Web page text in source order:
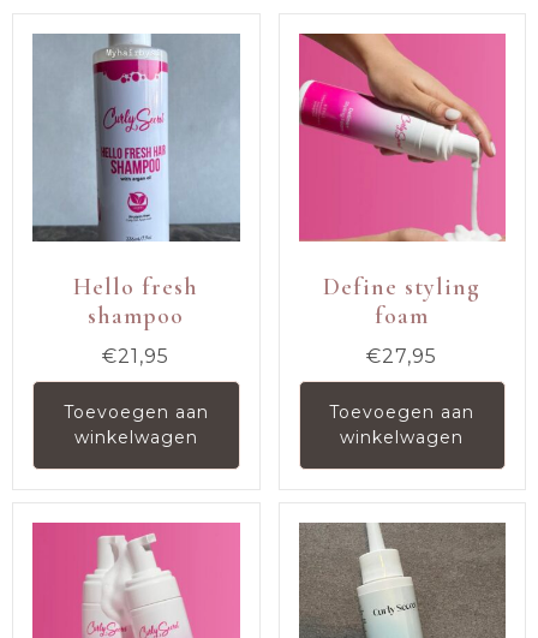
Hello fresh
shampoo
€21,95
Toevoegen aan
winkelwagen
Define styling
foam
€27,95
Toevoegen aan
winkelwagen